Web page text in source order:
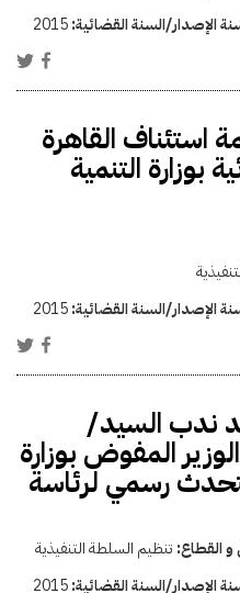
الإصدار/السنة القضائية:2015
القاهرة
بوزارة التنمية
الإصدار/السنة القضائية:2015
ندب السيد/
المفوض بوزارة
رسمي لرئاسة
و القطاع: تنظيم السلطة التنفيذية
الإصدار/السنة القضائية:2015